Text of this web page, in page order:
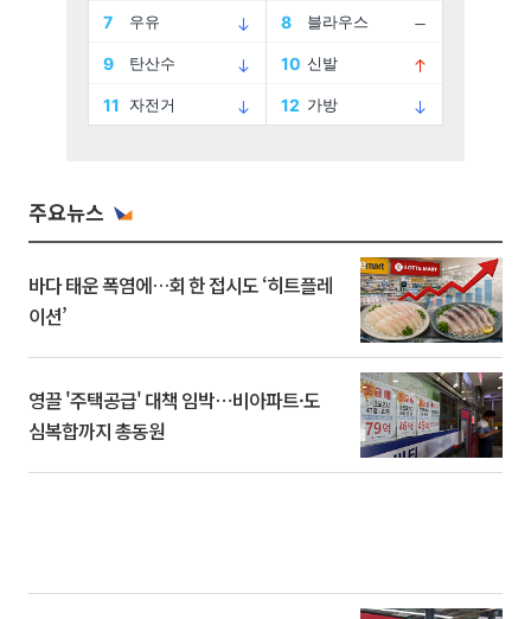
주요뉴스
바다 태운 폭염에…회 한 접시도 ‘히트플레
이션’
영끌 '주택공급' 대책 임박⋯비아파트·도
심복합까지 총동원